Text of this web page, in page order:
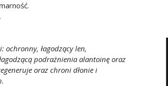
łagodzący len,
podrażnienia alantoinę oraz
oraz chroni dłonie i